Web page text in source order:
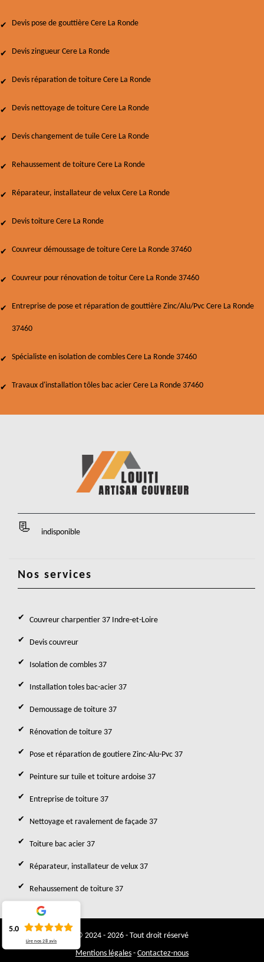
Devis pose de gouttière Cere La Ronde
Devis zingueur Cere La Ronde
Devis réparation de toiture Cere La Ronde
Devis nettoyage de toiture Cere La Ronde
Devis changement de tuile Cere La Ronde
Rehaussement de toiture Cere La Ronde
Réparateur, installateur de velux Cere La Ronde
Devis toiture Cere La Ronde
Couvreur démoussage de toiture Cere La Ronde 37460
Couvreur pour rénovation de toitur Cere La Ronde 37460
Entreprise de pose et réparation de gouttière Zinc/Alu/Pvc Cere La Ronde
37460
Spécialiste en isolation de combles Cere La Ronde 37460
Travaux d'installation tôles bac acier Cere La Ronde 37460
indisponible
Nos services
Couvreur charpentier 37 Indre-et-Loire
Devis couvreur
Isolation de combles 37
Installation toles bac-acier 37
Demoussage de toiture 37
Rénovation de toiture 37
Pose et réparation de goutiere Zinc-Alu-Pvc 37
Peinture sur tuile et toiture ardoise 37
Entreprise de toiture 37
Nettoyage et ravalement de façade 37
Toiture bac acier 37
Réparateur, installateur de velux 37
Rehaussement de toiture 37
© 2024 - 2026 - Tout droit réservé
Mentions légales - Contactez-nous
5.0
Lire nos28 avis